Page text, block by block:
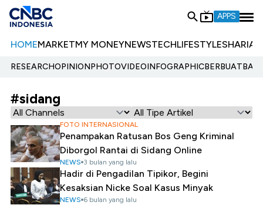
APPS
HOMEMARKETMY MONEYNEWSTECHLIFESTYLESHARIA
RESEARCHOPINIONPHOTOVIDEOINFOGRAPHIC
#sidang
FOTO INTERNASIONAL
Penampakan Ratusan Bos Geng Kriminal
Diborgol Rantai di Sidang Online
NEWS 3 bulan yang lalu
Hadir di Pengadilan Tipikor, Begini
Kesaksian Nicke Soal Kasus Minyak
NEWS 6 bulan yang lalu